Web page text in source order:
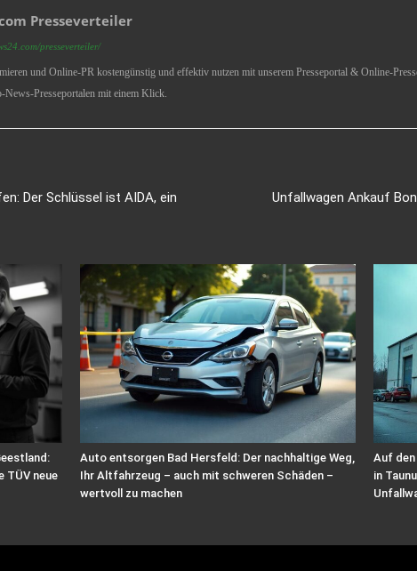
Presseverteiler
presseverteiler/
und Online-PR kostengünstig und effektiv nutzen mit unserem Presseportal & Online-
News-Presseportalen mit einem Klick.
Der Schlüssel ist AIDA, ein
Unfallwagen Ankauf
TÜV neue
Auto entsorgen Bad Hersfeld: Der nachhaltige Weg,
Ihr Altfahrzeug – auch mit schweren Schäden –
wertvoll zu machen
Auf
in